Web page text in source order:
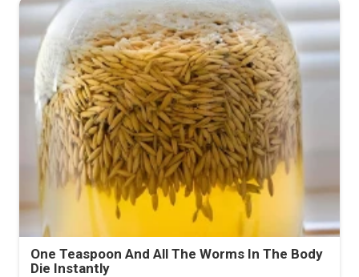
One Teaspoon And All The Worms In The Body
Die Instantly